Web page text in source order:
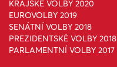
KRAJSKÉ VOLBY 2020
EUROVOLBY 2019
SENÁTNÍ VOLBY 2018
PREZIDENTSKÉ VOLBY 2018
PARLAMENTNÍ VOLBY 2017